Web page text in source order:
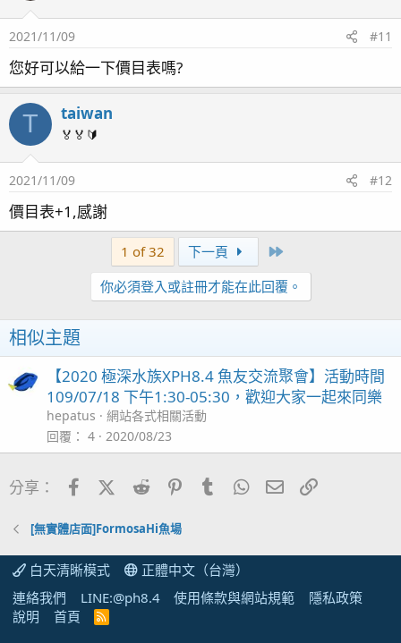
2021/11/09 #11
您好可以給一下價目表嗎?
T taiwan
🏅🏅🔰
2021/11/09 #12
價目表+1,感謝
1 of 32 下一頁
你必須登入或註冊才能在此回覆。
相似主題
【2020 極深水族XPH8.4 魚友交流聚會】活動時間
109/07/18 下午1:30-05:30，歡迎大家一起來同樂
hepatus
網站各式相關活動
回覆
4 2020/08/23
分享： FacebookX (Twitter)
Reddit PinterestTumblrWhatsApp電子郵件
[無實體店面]FormosaHi魚場
白天清晰模式
正體中文（台灣）
連絡我們
LINE:@ph8.4 使用條款與網站規範
隱私政策
說明
首頁
R